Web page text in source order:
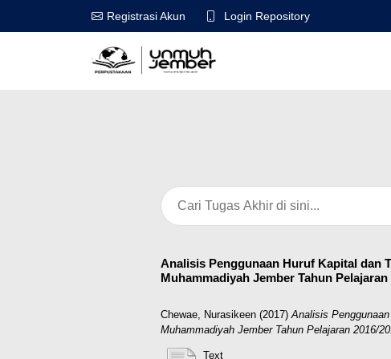
Registrasi Akun Login Repository
Analisis Penggunaan Huruf Kapital dan
Muhammadiyah Jember Tahun Pelajaran
Chewae, Nurasikeen (2017)Analisis
Muhammadiyah Jember Tahun Pelajaran 2016/
Text